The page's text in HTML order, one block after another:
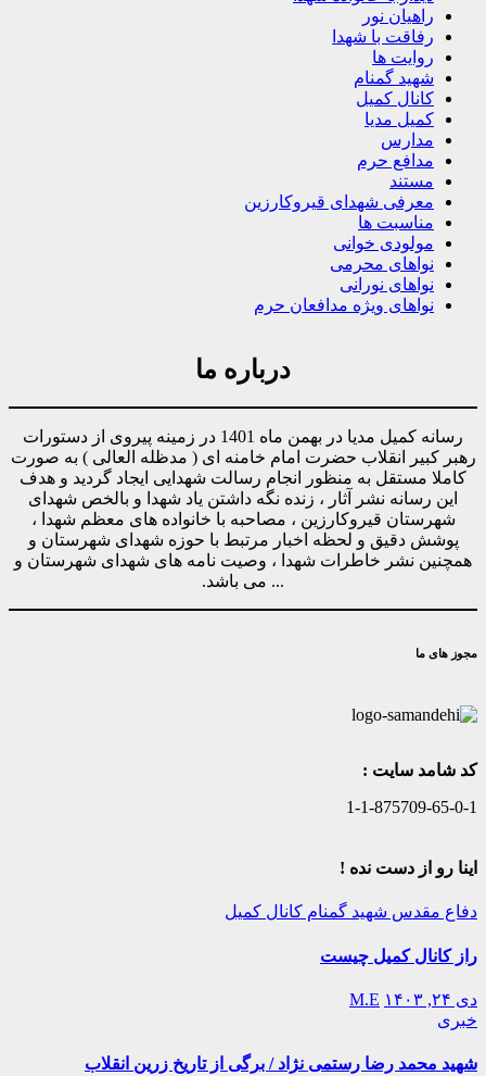
راهیان نور
رفاقت با شهدا
روایت ها
شهید گمنام
کانال کمیل
کمیل مدیا
مدارس
مدافع حرم
مستند
معرفی شهدای قیروکارزین
مناسبت ها
مولودی خوانی
نواهای محرمی
نواهای نورانی
نواهای ویژه مدافعان حرم
درباره ما
رسانه کمیل مدیا در بهمن ماه 1401 در زمینه پیروی از دستورات
رهبر کبیر انقلاب حضرت امام خامنه ای ( مدظله العالی ) به صورت
کاملا مستقل به منظور انجام رسالت شهدایی ایجاد گردید و هدف
این رسانه نشر آثار ، زنده نگه داشتن یاد شهدا و بالخص شهدای
شهرستان قیروکارزین ، مصاحبه با خانواده های معظم شهدا ،
پوشش دقیق و لحظه اخبار مرتبط با حوزه شهدای شهرستان و
همچنین نشر خاطرات شهدا ، وصیت نامه های شهدای شهرستان و
... می باشد.
مجوز های ما
کد شامد سایت :
1-1-875709-65-0-1
اینا رو از دست نده !
دفاع مقدس شهید گمنام کانال کمیل
راز کانال کمیل چیست
دی ۲۴, ۱۴۰۳
M.E
خبری
شهید محمد رضا رستمی نژاد / برگی از تاریخ زرین انقلاب